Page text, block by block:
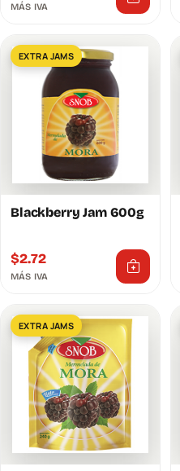
MÁS IVA
EXTRA JAMS
Blackberry Jam 600g
$2.72
MÁS IVA
EXTRA JAMS